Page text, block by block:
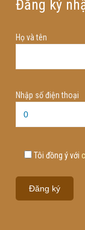
Đăng ký
Họ và tên
Nhập số điện thoại
Tôi đồng ý với